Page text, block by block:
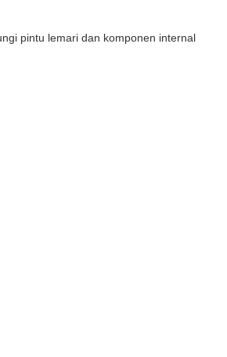
pintu lemari dan komponen internal